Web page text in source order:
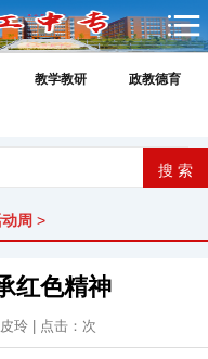
教学教研 政教德育
周 >
红色精神
玲 | 点击： 次